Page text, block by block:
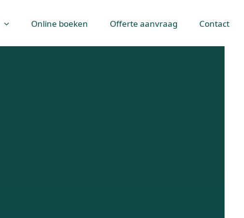
Online boeken Offerte aanvraag Contact